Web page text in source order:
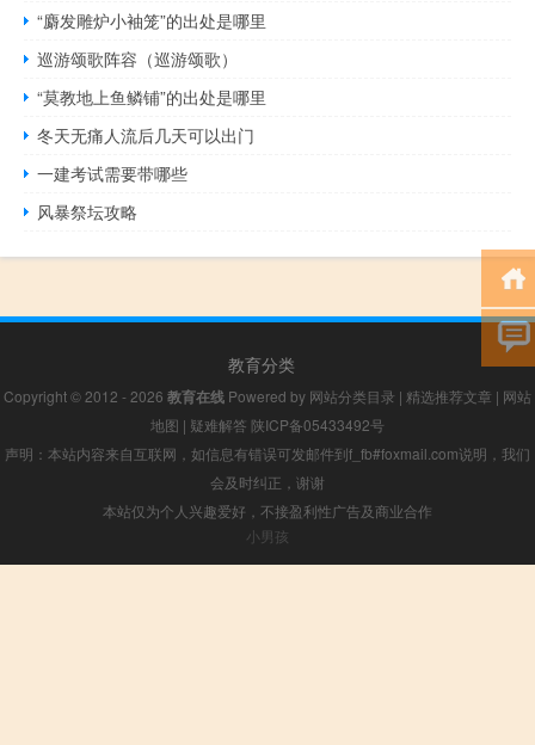
“麝发雕炉小袖笼”的出处是哪里
巡游颂歌阵容（巡游颂歌）
“莫教地上鱼鳞铺”的出处是哪里
冬天无痛人流后几天可以出门
一建考试需要带哪些
风暴祭坛攻略
教育分类
Copyright © 2012 - 2026 教育在线 Powered by 网站分类目录 | 精选推荐文章 | 网站
地图 | 疑难解答 陕ICP备05433492号
声明：本站内容来自互联网，如信息有错误可发邮件到f_fb#foxmail.com说明，我们
会及时纠正，谢谢
本站仅为个人兴趣爱好，不接盈利性广告及商业合作
小男孩